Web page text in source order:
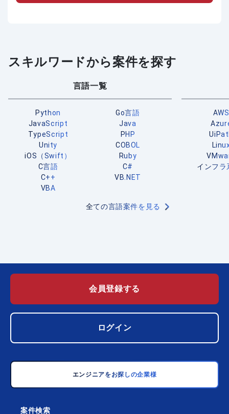
スキルワードから案件を探す
言語一覧
Python
Go言語
JavaScript
Java
TypeScript
PHP
Unity
COBOL
iOS（Swift）
Ruby
C言語
C#
C++
VB.NET
VBA
全ての言語案件を見る
AWS
インフラ
会員登録する
ログイン
エンジニアをお探しの企業様
案件検索